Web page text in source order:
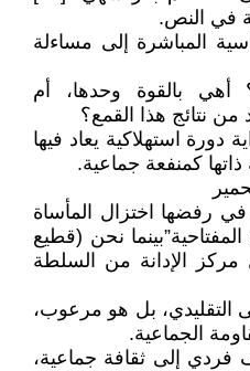
في النص.
المباشرة إلى مساءلة
بالقوة وحدها، أم
من نتائج هذا القمع؟
دورة استهلاكية يعاد فيها
كمنفعة جماعية.
رفضها اختزال المأساة
نحن (قطيع
[13] تنقل مركز الإدانة من السلطة
التقليدي، بل هو مرعوب،
الجماعية.
إلى ثقافة جماعية،